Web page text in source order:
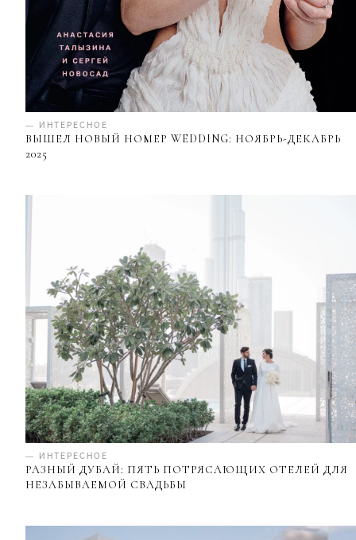
— ИНТЕРЕСНОЕ
ВЫШЕЛ НОВЫЙ НОМЕР WEDDING: НОЯБРЬ-ДЕКАБРЬ
2025
— ИНТЕРЕСНОЕ
РАЗНЫЙ ДУБАЙ: ПЯТЬ ПОТРЯСАЮЩИХ ОТЕЛЕЙ ДЛЯ
НЕЗАБЫВАЕМОЙ СВАДЬБЫ